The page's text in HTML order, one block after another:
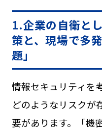
1.企業の自衛と
策と、現場で多
題」
情報セキュリティを
どのようなリスクが
要があります。「機